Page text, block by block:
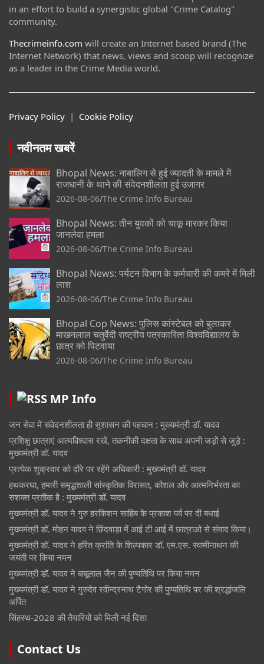
in an effort to build a synergistic global "Crime Catalog"
community.
Thecrimeinfo.com will create an Internet based brand (The
Internet Network) that news, views and scoop will recognize
as a leader in the Crime Media world.
Privacy Policy | Cookie Policy
नवीनतम खबरें
Bhopal News: नाबालिग से हुई ज्यादती के मामले में
राजधानी के थाने की संवेदनशीलता हुई उजागर
2026-08-06 The Crime Info Bureau
Bhopal News: तीन युवकों को चाकू मारकर किया
जानलेवा हमला
2026-08-06 The Crime Info Bureau
Bhopal News: पर्यटन विभाग के कर्मचारी की कमरे में मिली
लाश
2026-08-06 The Crime Info Bureau
Bhopal Cop News: पुलिस कांस्टेबल को बुलाकर
माखनलाल चतुर्वेदी राष्ट्रीय पत्रकारिता विश्वविद्यालय के
छात्र को पिटवाया
2026-08-06 The Crime Info Bureau
MP Info
जन सेवा में संवेदनशीलता ही सुशासन की पहचान : मुख्यमंत्री डॉ. यादव
प्रशिक्षु छात्राएं आत्मविश्वास रखें, तकनीकी दक्षता के साथ अपनी जड़ों से जुड़े :
मुख्यमंत्री डॉ. यादव
प्रत्येक शुक्रवार को दौरे पर रहेंगे अधिकारी : मुख्यमंत्री डॉ. यादव
हथकरघा, हमारी समृद्धशाली सांस्कृतिक विरासत, कौशल और आत्मनिर्भरता का
सशक्त प्रतीक है : मुख्यमंत्री डॉ. यादव
मुख्यमंत्री डॉ. यादव ने गुरु हरकिशन साहिब के प्रकाश पर्व पर दी बधाई
मुख्यमंत्री डॉ. मोहन यादव ने छिंदवाड़ा में आई टी आई में छात्राओ से संवाद किया।
मुख्यमंत्री डॉ. यादव ने हरित क्रांति के शिल्पकार डॉ. एम.एस. स्वामीनाथन की
जयंती पर किया नमन
मुख्यमंत्री डॉ. यादव ने बाबूलाल जैन की पुण्यतिथि पर किया नमन
मुख्यमंत्री डॉ. यादव ने गुरुदेव रवीन्द्रनाथ टैगोर की पुण्यतिथि पर की श्रद्धांजलि
अर्पित
सिंहस्थ-2028 की तैयारियों को मिली नई दिशा
Contact Us